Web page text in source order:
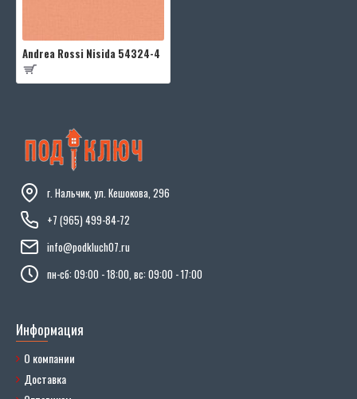
Andrea Rossi Nisida 54324-4
г. Нальчик, ул. Кешокова, 296
+7 (965) 499-84-72
info@podkluch07.ru
пн-сб: 09:00 - 18:00, вс: 09:00 - 17:00
Информация
О компании
Доставка